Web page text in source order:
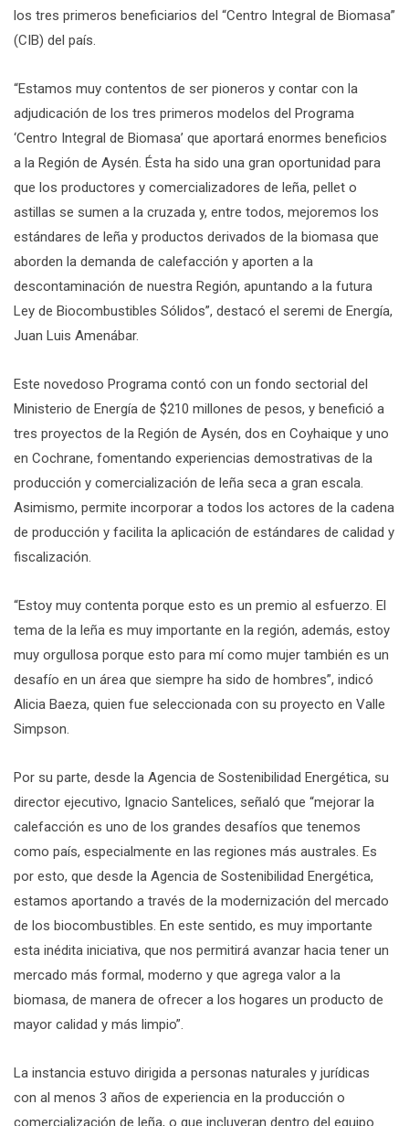
los tres primeros beneficiarios del “Centro Integral de Biomasa”
(CIB) del país.
“Estamos muy contentos de ser pioneros y contar con la
adjudicación de los tres primeros modelos del Programa
‘Centro Integral de Biomasa’ que aportará enormes beneficios
a la Región de Aysén. Ésta ha sido una gran oportunidad para
que los productores y comercializadores de leña, pellet o
astillas se sumen a la cruzada y, entre todos, mejoremos los
estándares de leña y productos derivados de la biomasa que
aborden la demanda de calefacción y aporten a la
descontaminación de nuestra Región, apuntando a la futura
Ley de Biocombustibles Sólidos”, destacó el seremi de Energía,
Juan Luis Amenábar.
Este novedoso Programa contó con un fondo sectorial del
Ministerio de Energía de $210 millones de pesos, y benefició a
tres proyectos de la Región de Aysén, dos en Coyhaique y uno
en Cochrane, fomentando experiencias demostrativas de la
producción y comercialización de leña seca a gran escala.
Asimismo, permite incorporar a todos los actores de la cadena
de producción y facilita la aplicación de estándares de calidad y
fiscalización.
“Estoy muy contenta porque esto es un premio al esfuerzo. El
tema de la leña es muy importante en la región, además, estoy
muy orgullosa porque esto para mí como mujer también es un
desafío en un área que siempre ha sido de hombres”, indicó
Alicia Baeza, quien fue seleccionada con su proyecto en Valle
Simpson.
Por su parte, desde la Agencia de Sostenibilidad Energética, su
director ejecutivo, Ignacio Santelices, señaló que “mejorar la
calefacción es uno de los grandes desafíos que tenemos
como país, especialmente en las regiones más australes. Es
por esto, que desde la Agencia de Sostenibilidad Energética,
estamos aportando a través de la modernización del mercado
de los biocombustibles. En este sentido, es muy importante
esta inédita iniciativa, que nos permitirá avanzar hacia tener un
mercado más formal, moderno y que agrega valor a la
biomasa, de manera de ofrecer a los hogares un producto de
mayor calidad y más limpio”.
La instancia estuvo dirigida a personas naturales y jurídicas
con al menos 3 años de experiencia en la producción o
comercialización de leña, o que incluyeran dentro del equipo